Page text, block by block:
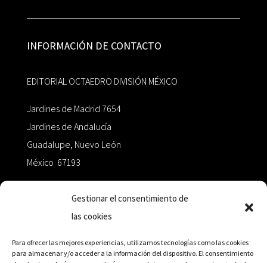
Gestionar el consentimiento de
las cookies
Para ofrecer las mejores experiencias, utilizamos tecnologías como las cookies
para almacenar y/o acceder a la información del dispositivo. El consentimiento
INFORMACIÓN DE CONTACTO
EDITORIAL OCTAEDRO DIVISIÓN MÉXICO
Jardines de Madrid 7654
Jardines de Andalucía
Guadalupe, Nuevo León
México 67193
+52 811.499.5638